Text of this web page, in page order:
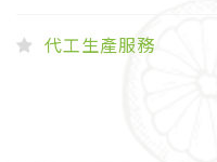
代工生產服務